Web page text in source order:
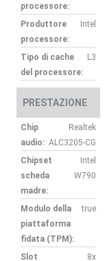
processore:
Produttore
processore:
Intel
Tipo di cache
del processore:
L3
PRESTAZIONE
Chip
audio:
Realtek
ALC3205-CG
Chipset
scheda
madre:
Intel
W790
Modulo della
piattaforma
fidata (TPM):
true
Slot 8x